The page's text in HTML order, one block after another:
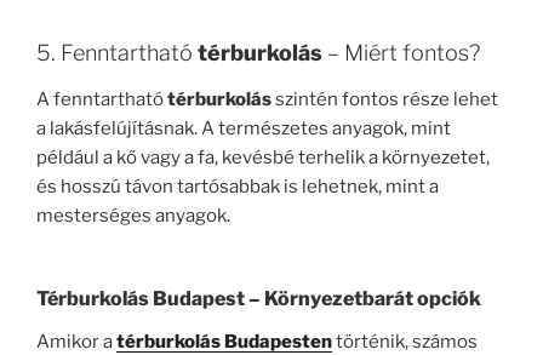
5. Fenntartható térburkolás – Miért fontos?
A fenntarthatótérburkolásszintén fontos része lehet
a lakásfelújításnak. A természetes anyagok, mint
például a kő vagy a fa, kevésbé terhelik a környezetet,
és hosszú távon tartósabbak is lehetnek, mint a
mesterséges anyagok.
Térburkolás Budapest– Környezetbarát opciók
Amikor atérburkolás Budapestentörténik, számos